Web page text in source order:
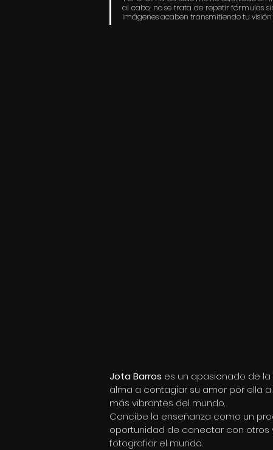
al cabo, no se trata de repetir fórmulas
imágenes acaben transmitiendo tu visión
Jota Barros es un apasionado de
alma a contagiar su amor por ella
más vibrantes del mundo.
Concibe la enseñanza como un
oportunidad de conectar con otros
fotografiar el mundo.